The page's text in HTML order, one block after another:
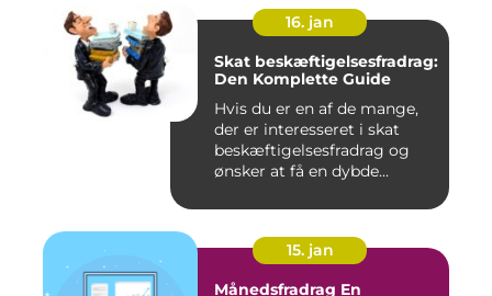
16. jan
Skat beskæftigelsesfradrag:
Den Komplette Guide
Hvis du er en af de mange,
der er interesseret i skat
beskæftigelsesfradrag og
ønsker at få en dybde...
15. jan
Månedsfradrag En